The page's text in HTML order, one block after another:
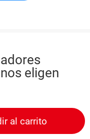
eligen
al carrito